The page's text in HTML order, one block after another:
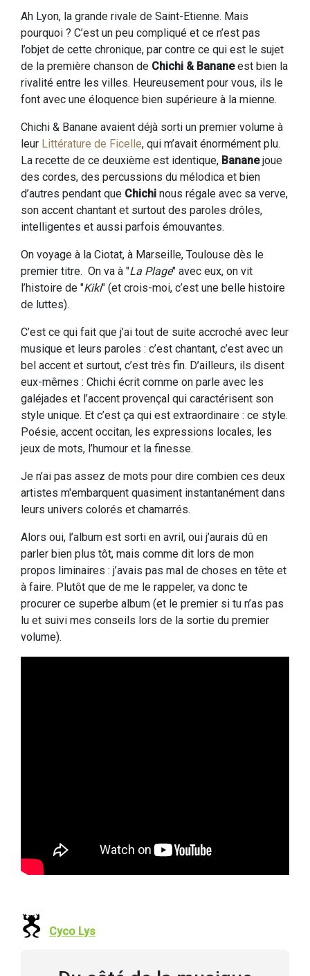
Ah Lyon, la grande rivale de Saint-Etienne. Mais
pourquoi ? C’est un peu compliqué et ce n’est pas
l’objet de cette chronique, par contre ce qui est le sujet
de la première chanson de Chichi & Bananeest bien la
rivalité entre les villes. Heureusement pour vous, ils le
font avec une éloquence bien supérieure à la mienne.
Chichi & Banane avaient déjà sorti un premier volume à
leur Littérature de Ficelle, qui m’avait énormément plu.
La recette de ce deuxième est identique, Bananejoue
des cordes, des percussions du mélodica et bien
d’autres pendant que Chichi nous régale avec sa verve,
son accent chantant et surtout des paroles drôles,
intelligentes et aussi parfois émouvantes.
On voyage à la Ciotat, à Marseille, Toulouse dès le
premier titre. On va à "La Plage" avec eux, on vit
l’histoire de "Kiki" (et crois-moi, c’est une belle histoire
de luttes).
C’est ce qui fait que j’ai tout de suite accroché avec leur
musique et leurs paroles : c’est chantant, c’est avec un
bel accent et surtout, c’est très fin. D’ailleurs, ils disent
eux-mêmes : Chichi écrit comme on parle avec les
galéjades et l’accent provençal qui caractérisent son
style unique. Et c’est ça qui est extraordinaire : ce style.
Poésie, accent occitan, les expressions locales, les
jeux de mots, l’humour et la finesse.
Je n’ai pas assez de mots pour dire combien ces deux
artistes m'embarquent quasiment instantanément dans
leurs univers colorés et chamarrés.
Alors oui, l’album est sorti en avril, oui j’aurais dû en
parler bien plus tôt, mais comme dit lors de mon
propos liminaires : j’avais pas mal de choses en tête et
à faire. Plutôt que de me le rappeler, va donc te
procurer ce superbe album (et le premier si tu n’as pas
lu et suivi mes conseils lors de la sortie du premier
volume).
Cyco Lys